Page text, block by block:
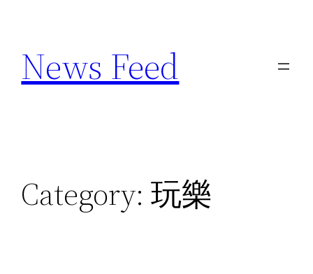
content
News Feed
Category:玩樂